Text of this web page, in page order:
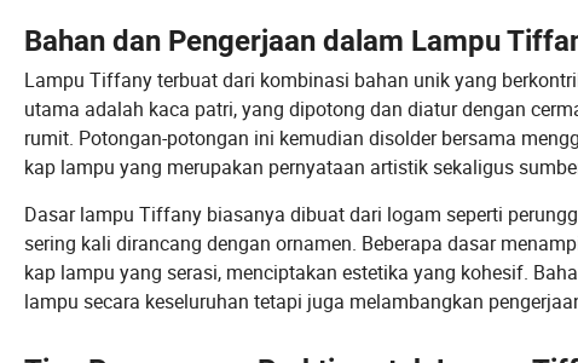
Bahan dan Pengerjaan dalam Lampu
Lampu Tiffany terbuat dari kombinasi bahan unik yang
utama adalah kaca patri, yang dipotong dan diatur dengan
rumit. Potongan-potongan ini kemudian disolder bersama
kap lampu yang merupakan pernyataan artistik sekaligus
Dasar lampu Tiffany biasanya dibuat dari logam seperti
sering kali dirancang dengan ornamen. Beberapa dasar
kap lampu yang serasi, menciptakan estetika yang kohesif.
lampu secara keseluruhan tetapi juga melambangkan